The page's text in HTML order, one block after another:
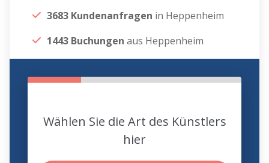
3683 Kundenanfragen in Heppenheim
1443 Buchungen aus Heppenheim
Wählen Sie die Art des Künstlers
hier